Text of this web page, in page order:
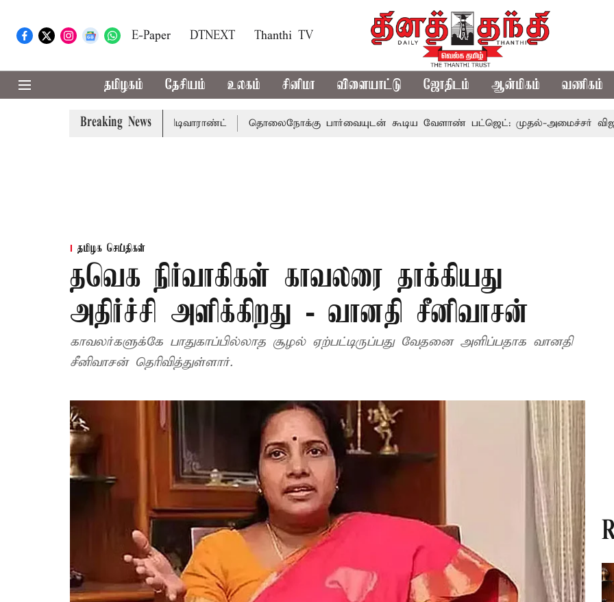
E-Paper DTNEXT Thanthi TV
தமிழகம் தேசியம் உலகம் சினிமா விளையாட்டு ஜோதிடம் ஆன்மிகம் வணிகம்
Breaking News
சென்னை நீதிமன்றம் பிடிவாராண்ட் தொலைநோக்கு பார்வையுடன் கூடிய வேளாண் பட்ஜெட்: முதல்-அமைச்சர் விஜய்
தமிழக செய்திகள்
தவெக நிர்வாகிகள் காவலரை தாக்கியது
அதிர்ச்சி அளிக்கிறது - வானதி சீனிவாசன்
காவலர்களுக்கே பாதுகாப்பில்லாத சூழல் ஏற்பட்டிருப்பது வேதனை அளிப்பதாக வானதி
சீனிவாசன் தெரிவித்துள்ளார்.